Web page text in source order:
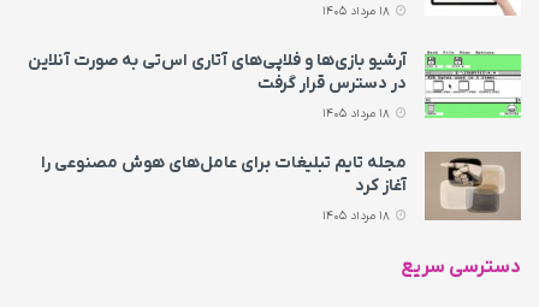
آرشیو بازی‌ها و فلاپی‌های آتاری اس‌تی به‌ صورت آنلاین
در دسترس قرار گرفت
مجله تایم تبلیغات برای عامل‌های هوش مصنوعی را
آغاز کرد
دسترسی سریع